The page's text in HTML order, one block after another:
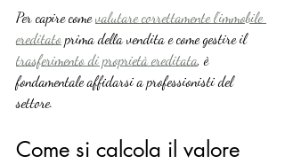
Per capire come valutare correttamente l’immobile
ereditato prima della vendita e come gestire il
trasferimento di proprietà ereditata, è
fondamentale affidarsi a professionisti del
settore.
Come si calcola il valore